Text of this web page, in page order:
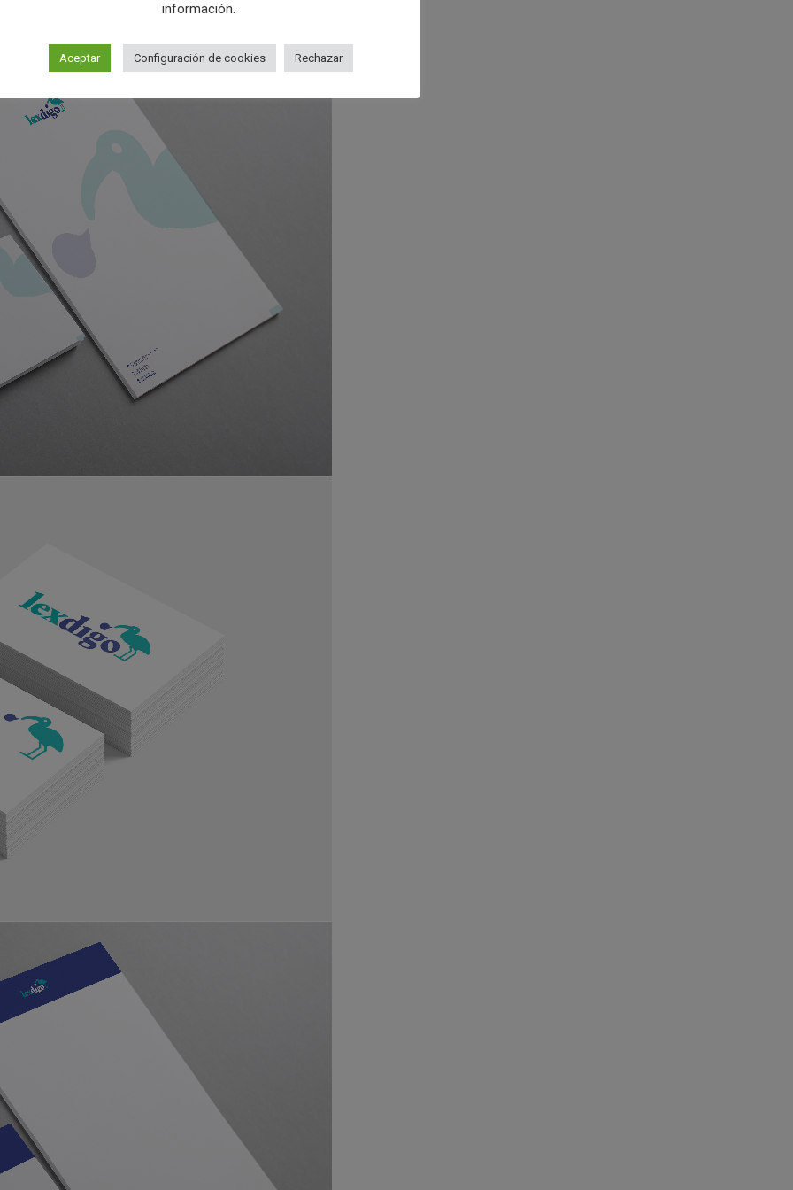
información.
Aceptar Configuración de cookies Rechazar